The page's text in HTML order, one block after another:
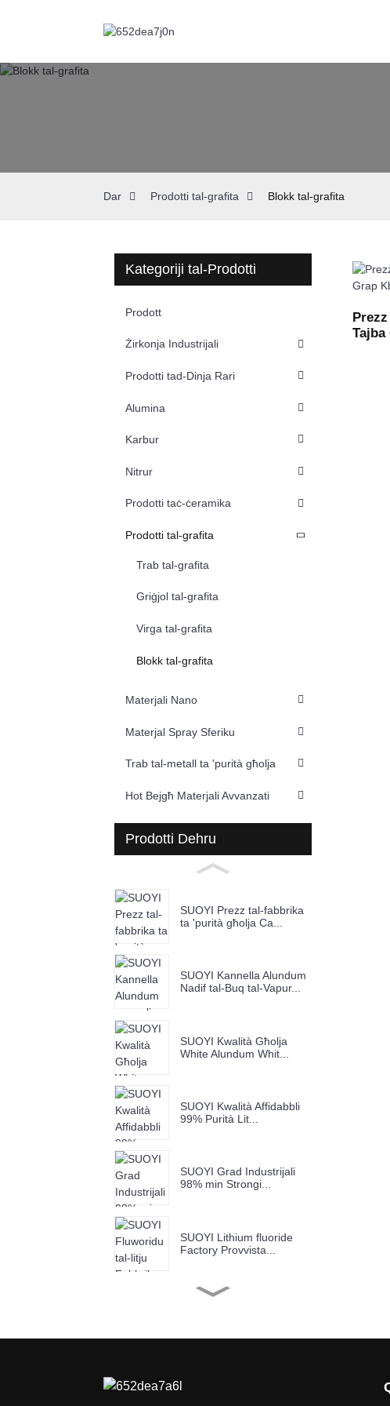
Dar Prodotti tal-grafita Blokk tal-grafita
Kategoriji tal-Prodotti
Prodott
Żirkonja Industrijali
Prodotti tad-Dinja Rari
Alumina
Karbur
Nitrur
Prodotti taċ-ċeramika
Prodotti tal-grafita
Trab tal-grafita
Griġjol tal-grafita
Virga tal-grafita
Blokk tal-grafita
Materjali Nano
Materjal Spray Sferiku
Trab tal-metall ta 'purità għolja
Hot Bejgħ Materjali Avvanzati
Prodotti Dehru
SUOYI Prezz tal-fabbrika
ta 'purità għolja Ca...
SUOYI Kannella Alundum
Nadif tal-Buq tal-Vapur...
SUOYI Kwalità Għolja
White Alundum Whit...
SUOYI Kwalità Affidabbli
99% Purità Lit...
SUOYI Grad Industrijali
98% min Strongi...
SUOYI Lithium fluoride
Factory Provvista...
Copper Oxide Ind...
Tajba